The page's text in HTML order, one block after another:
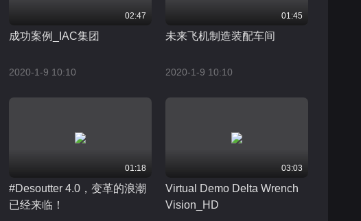
02:47
成功案例_IAC集团
2020-1-9 10:10
01:45
未来飞机制造装配车间
2020-1-9 10:10
01:18
#Desoutter 4.0，变革的浪潮
已经来临！
03:03
Virtual Demo Delta Wrench
Vision_HD